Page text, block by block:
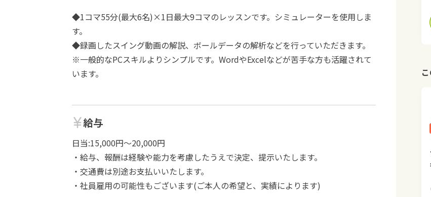
◆1コマ55分(最大6名)×1日最大9コマのレッスンです。シミュレーターを使用しま
す。
◆録画したスイング動画の解説、ボールデータの解析などを行っていただきます。
※一般的なPCスキルよりシンプルです。WordやExcelなどが苦手な方も活躍されて
います。
給与
日当:15,000円〜20,000円
・給与、報酬は経験や能力を考慮したうえで決定、提示いたします。
・交通費は別途お支払いいたします。
・社員雇用の可能性もございます(ご本人の希望と、実績によります)